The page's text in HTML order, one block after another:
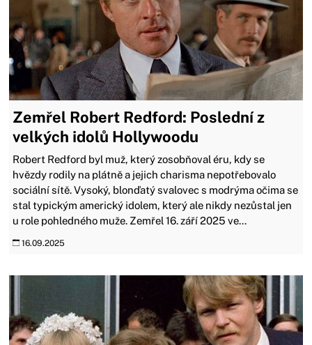
Zemřel Robert Redford: Poslední z
velkých idolů Hollywoodu
Robert Redford byl muž, který zosobňoval éru, kdy se
hvězdy rodily na plátně a jejich charisma nepotřebovalo
sociální sítě. Vysoký, blonďatý svalovec s modrýma očima se
stal typickým americký idolem, který ale nikdy nezůstal jen
u role pohledného muže. Zemřel 16. září 2025 ve...
16.09.2025